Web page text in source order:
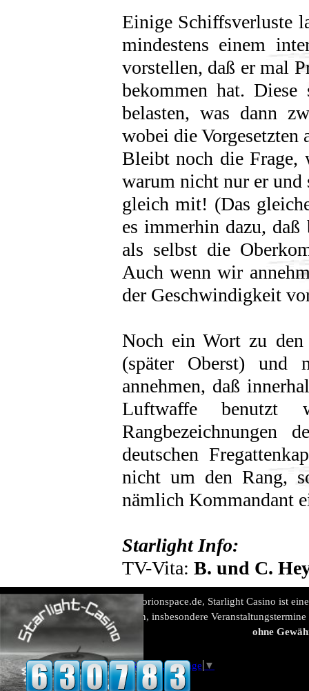
Einige Schiffsverluste
mindestens einem
vorstellen, daß er mal
bekommen hat.
belasten, was dann
wobei die Vorgesetzten
Bleibt noch die Frage,
warum nicht nur er und
gleich mit! (Das
es immerhin dazu,
als selbst die
Auch wenn wir
der Geschwindigkeit
Noch ein Wort zu
(später Oberst) und
annehmen, daß
Luftwaffe benutzt
Rangbezeichnungen
deutschen
nicht um den Rang,
nämlich Kommandant
Starlight Info:
TV-Vita: B. und C.
www.orionspace.de, Starlight Casino ist
Alle Angaben, insbesondere
ohne
Select Language ▼